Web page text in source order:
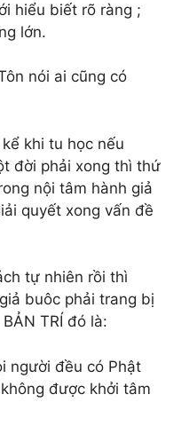
hiểu biết rõ ràng ;
lớn.
nói ai cũng có
khi tu học nếu
đời phải xong thì thứ
nội tâm hành giả
quyết xong vấn đề
tự nhiên rồi thì
buôc phải trang bị
TRÍ đó là:
người đều có Phật
được khởi tâm